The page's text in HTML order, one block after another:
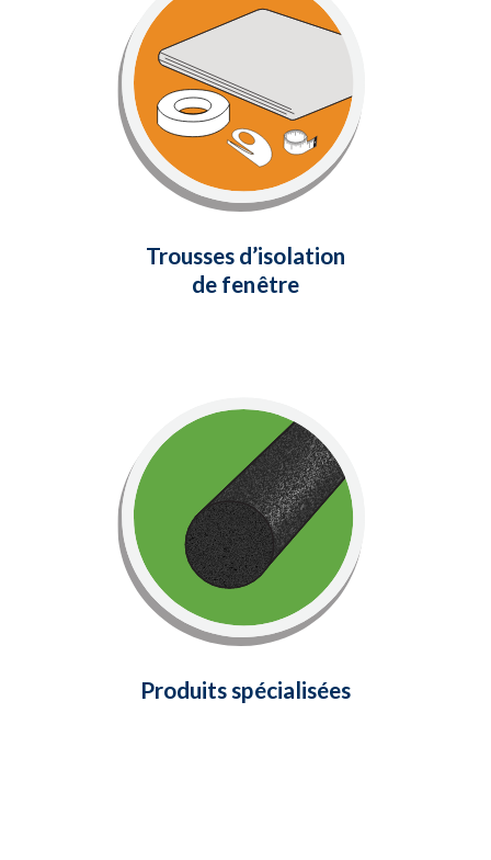
Trousses d’isolation
de fenêtre
de fenêtre
Prévenez les pertes de chaleur et
arrêtez les courants d'air froids
pendant les saisons les plus froides.
Isolez votre maison avec Trousses
d’isolation de fenêtre à économie
d'énergie faciles à installer.
En savoir plus
Produits spécialisées
Produits spécialisés
Des solutions d'étanchéité pour isoler
votre automobile, vos unités de
climatisation, vos prises électriques,
vos robinets extérieurs, vos tuyaux,
vos conduits et plus encore!